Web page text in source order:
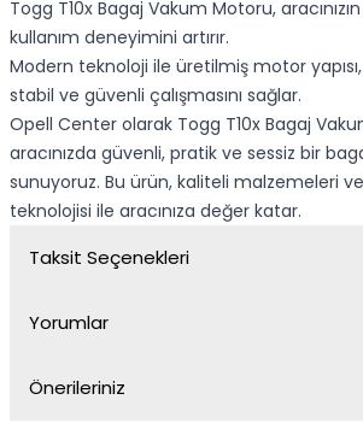
Togg T10x Bagaj Vakum Motoru,
kullanım deneyimini artırır.
Modern teknoloji ile üretilmiş motor
stabil ve güvenli çalışmasını sağlar.
Opell Center olarak Togg T10x Bagaj
aracınızda güvenli, pratik ve sessiz bir
sunuyoruz. Bu ürün, kaliteli malzemeleri
teknolojisi ile aracınıza değer katar.
Taksit Seçenekleri
Yorumlar
Önerileriniz